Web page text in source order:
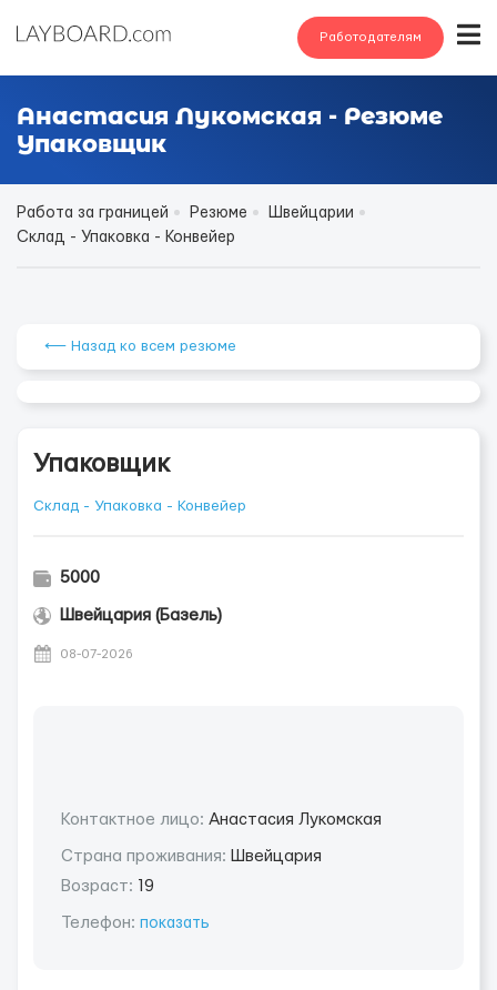
Работодателям
Анастасия Лукомская - Резюме
Упаковщик
Работа за границей Резюме
Швейцарии
Склад - Упаковка - Конвейер
⟵ Назад ко всем резюме
Упаковщик
Склад - Упаковка - Конвейер
5000
Швейцария (Базель)
08-07-2026
Контактное лицо: Анастасия Лукомская
Страна проживания: Швейцария
Возраст:
19
Телефон: показать